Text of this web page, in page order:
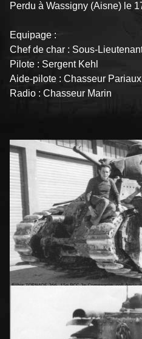
Perdu à Wassigny (Aisne) le
Equipage :
Chef de char : Sous-
Pilote : Sergent Kehl
Aide-pilote : Chasseur Pariaux
Radio : Chasseur Marin